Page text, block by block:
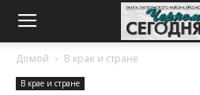
Домой В крае и стране
В крае и стране